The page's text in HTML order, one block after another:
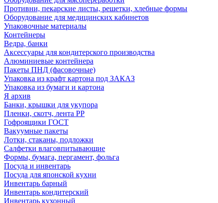
Противни, пекарские листы, решетки, хлебные формы
Оборудование для медицинских кабинетов
Упаковочные материалы
Контейнеры
Ведра, банки
Аксессуары для кондитерского производства
Алюминиевые контейнера
Пакеты ПНД (фасовочные)
Упаковка из крафт картона под ЗАКАЗ
Упаковка из бумаги и картона
Я архив
Банки, крышки для укупора
Пленки, скотч, лента РР
Гофроящики ГОСТ
Вакуумные пакеты
Лотки, стаканы, подложки
Салфетки влаговпитывающие
Формы, бумага, пергамент, фольга
Посуда и инвентарь
Посуда для японской кухни
Инвентарь барный
Инвентарь кондитерский
Инвентарь кухонный